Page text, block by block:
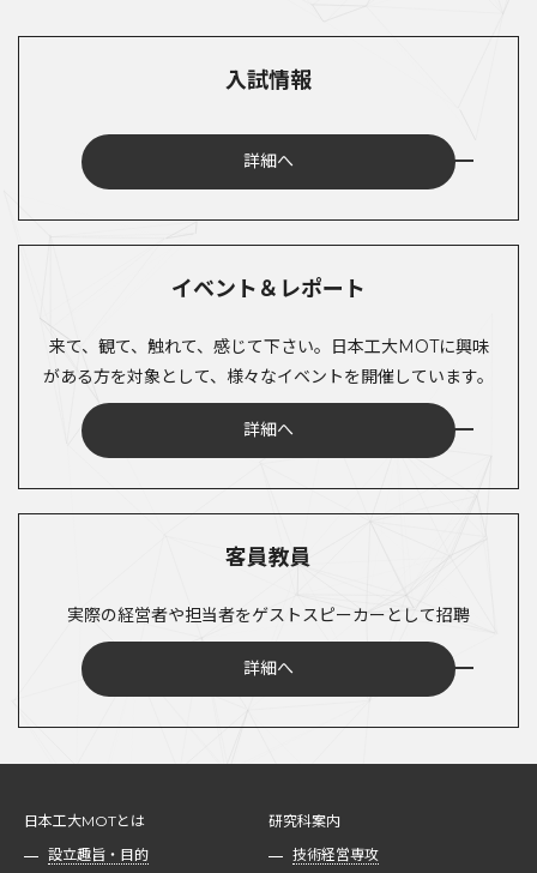
入試情報
詳細へ
イベント＆レポート
来て、観て、触れて、感じて下さい。日本工大MOTに興味
がある方を対象として、様々なイベントを開催しています。
詳細へ
客員教員
実際の経営者や担当者をゲストスピーカーとして招聘
詳細へ
日本工大MOTとは
設立趣旨・目的
研究科案内
技術経営専攻